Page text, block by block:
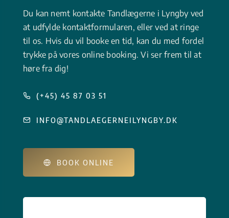
Du kan nemt kontakte Tandlægerne i Lyngby ved
at udfylde kontaktformularen, eller ved at ringe
til os. Hvis du vil booke en tid, kan du med fordel
trykke på vores online booking. Vi ser frem til at
høre fra dig!
(+45) 45 87 03 51
INFO@TANDLAEGERNEILYNGBY.DK
BOOK ONLINE